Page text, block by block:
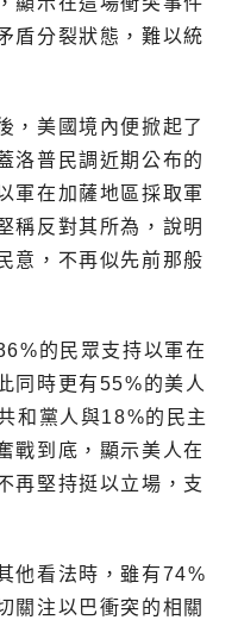
盾分裂狀態，難以統
，美國境內便掀起了
洛普民調近期公布的
軍在加薩地區採取軍
稱反對其所為，說明
意，不再似先前那般
的民眾支持以軍在
同時更有55%的美人
和黨人與18%的民主
戰到底，顯示美人在
再堅持挺以立場，支
他看法時，雖有74%
關注以巴衝突的相關